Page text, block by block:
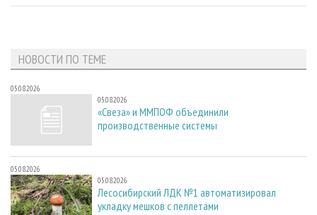
НОВОСТИ ПО ТЕМЕ
05.08.2026
05.08.2026
«Свеза» и ММПОФ объединили
производственные системы
05.08.2026
05.08.2026
Лесосибирский ЛДК №1 автоматизировал
укладку мешков с пеллетами